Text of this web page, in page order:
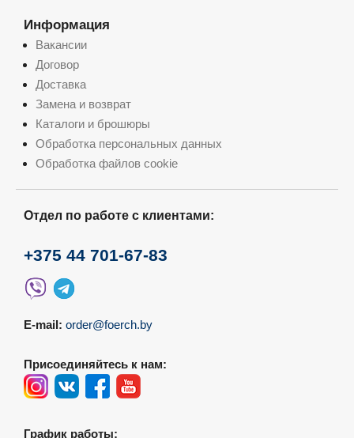
Информация
Вакансии
Договор
Доставка
Замена и возврат
Каталоги и брошюры
Обработка персональных данных
Обработка файлов cookie
Отдел по работе с клиентами:
+375 44 701-67-83
E-mail: order@foerch.by
Присоединяйтесь к нам:
График работы: